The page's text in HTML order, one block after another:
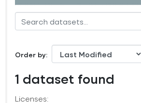
Order by
1 dataset found
Licenses: